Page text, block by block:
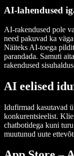
AI-lahendused
AI-rakendused pole
need pakuvad ka
Näiteks AI-toega
parandada. Samuti
rakendused
AI eelised
Idufirmad kasutavad
konkurentsieelist.
chatbotidega kuni
muutunud uute